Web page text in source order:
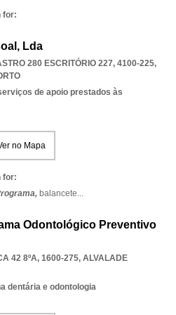
for:
Lda
280 ESCRITÓRIO 227, 4100-225,
de apoio prestados às
no Mapa
for:
balancete...
Odontológico Preventivo
42 8ºA, 1600-275, ALVALADE
dentária e odontologia